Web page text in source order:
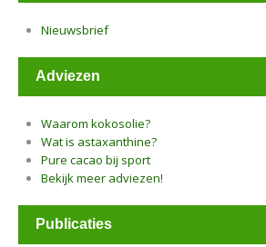
Nieuwsbrief
Adviezen
Waarom kokosolie?
Wat is astaxanthine?
Pure cacao bij sport
Bekijk meer adviezen!
Publicaties